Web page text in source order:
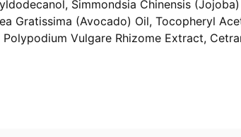
Simmondsia Chinensis
Gratissima (Avocado) Oil, Tocopheryl
Vulgare Rhizome Extract,